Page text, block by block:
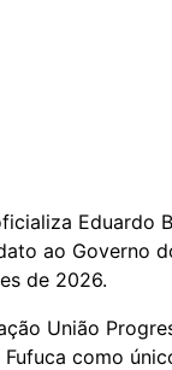
Eduardo
ao Governo
de 2026.
União
Fufuca como